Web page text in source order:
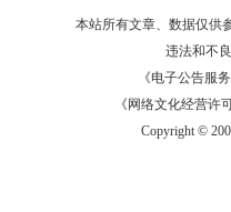
本站所有文章、数据仅供
违法和不
《电子公告服务
《网络文化经营许
Copyright ©